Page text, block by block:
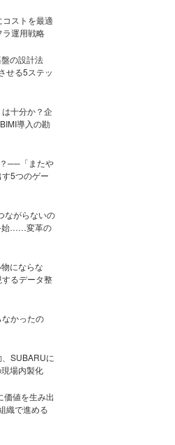
ストを最適
ラ運用戦略
の設計法
せる5ステッ
十分か？企
導入の勘
──「またや
5つのゲー
ながらないの
始……変革の
にならな
るデータ整
かったの
SUBARUに
場内製化
価値を生み出
織で進める